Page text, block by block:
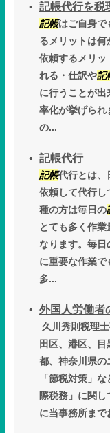
記帳代行を税
記帳はご自身で
るメリットは何
依頼するメリッ
れる・仕訳や記
に行うことが
率化が挙げられ
の...
記帳代行
記帳代行とは、
依頼して代行し
種の方は毎日の
とても多く作
なります。毎日
に重要な作業で
多...
外国人労働者
久川秀則税理
田区、港区、
都、神奈川県の
「節税対策」
際税務」に関
に当事務所まで